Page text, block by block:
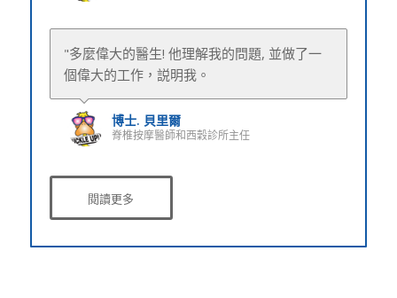
"多麼偉大的醫生! 他理解我的問題, 並做了一
個偉大的工作，説明我。
博士. 貝里爾
脊椎按摩醫師和西穀診所主任
“我從來沒有一個醫生讓我從一開始就感到如
此舒服。
博士. 波爾森·加西亞。
脊椎按摩醫師 & West Chandler診所主任
閱讀更多